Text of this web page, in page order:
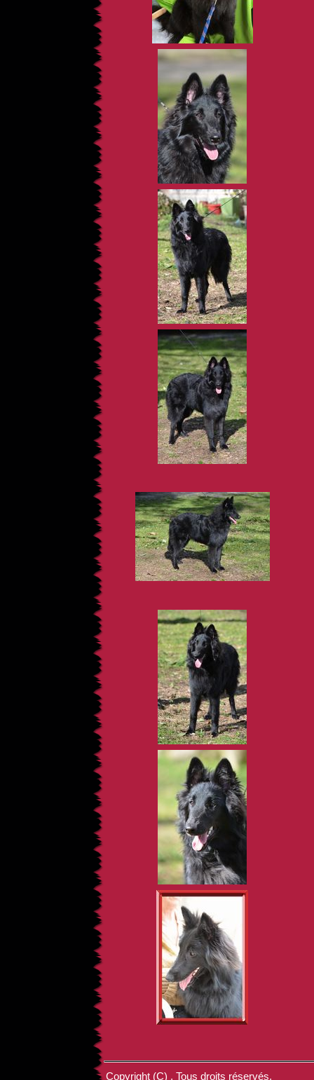
Copyright (C) . Tous droits réservés.